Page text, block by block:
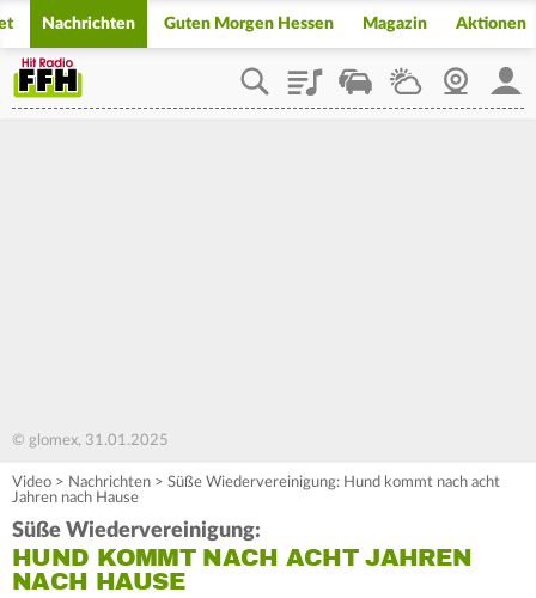
Nachrichten Guten Morgen Hessen Magazin Aktionen
PlaylistStaupilotWetterWebcam
© glomex, 31.01.2025
Video > Nachrichten > Süße Wiedervereinigung: Hund kommt nach acht
Jahren nach Hause
Süße Wiedervereinigung:
HUND KOMMT NACH ACHT JAHREN
NACH HAUSE